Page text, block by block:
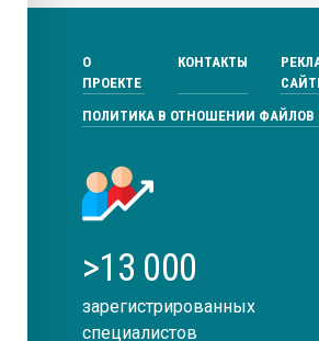
О
ПРОЕКТЕ
КОНТАКТЫ
ПОЛИТИКА В ОТНОШЕНИИ ФАЙЛОВ
>13 000
зарегистрированных
специалистов